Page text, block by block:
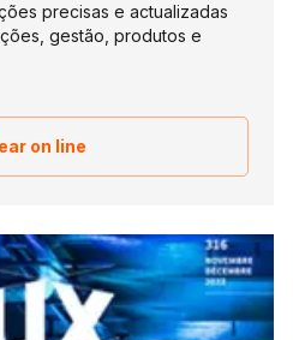
precisas e actualizadas
gestão, produtos e
on line